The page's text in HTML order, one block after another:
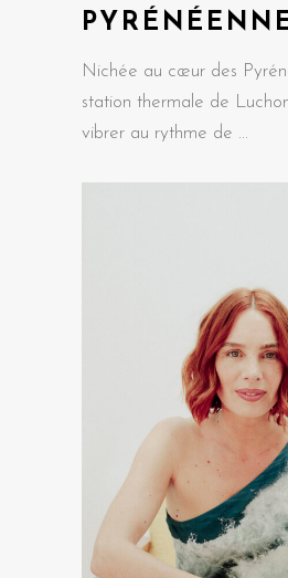
Nichée au cœur des
station thermale de
vibrer au rythme de